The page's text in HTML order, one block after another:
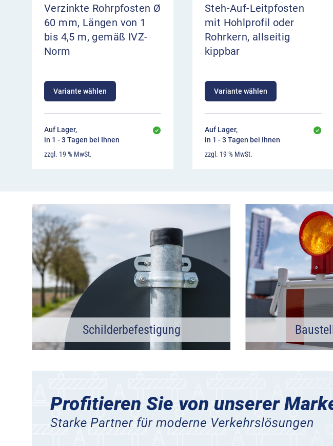
Verzinkte Rohrpfosten Ø
60 mm, Längen von 1
bis 4,5 m, gemäß IVZ-
Norm
Variante wählen
Auf Lager,
in 1 - 3 Tagen bei Ihnen
zzgl. 19 % MwSt.
Steh-Auf-Leitpfosten
mit Hohlprofil oder
Rohrkern, allseitig
kippbar
Variante wählen
Auf Lager,
in 1 - 3 Tagen bei Ihnen
zzgl. 19 % MwSt.
Schilderbefestigung